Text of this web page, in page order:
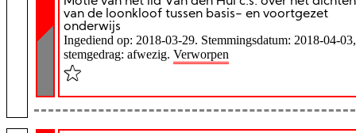
van de loonkloof tussen basis- en voortgezet
onderwijs
Ingediend op: 2018-03-29. Stemmingsdatum: 2018-04-03,
stemgedrag: afwezig. Verworpen